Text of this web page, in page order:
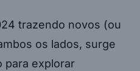
trazendo novos (ou
os lados, surge
para explorar